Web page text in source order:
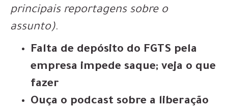
principais reportagens sobre o
assunto).
Falta de depósito do FGTS pela
empresa impede saque; veja o que
fazer
Ouça o podcast sobre a liberação